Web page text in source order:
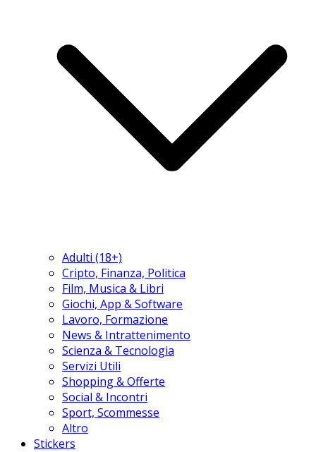
Adulti (18+)
Cripto, Finanza, Politica
Film, Musica & Libri
Giochi, App & Software
Lavoro, Formazione
News & Intrattenimento
Scienza & Tecnologia
Servizi Utili
Shopping & Offerte
Social & Incontri
Sport, Scommesse
Altro
Stickers